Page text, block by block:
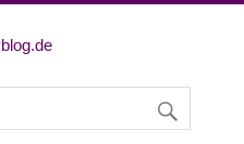
und User Experience.